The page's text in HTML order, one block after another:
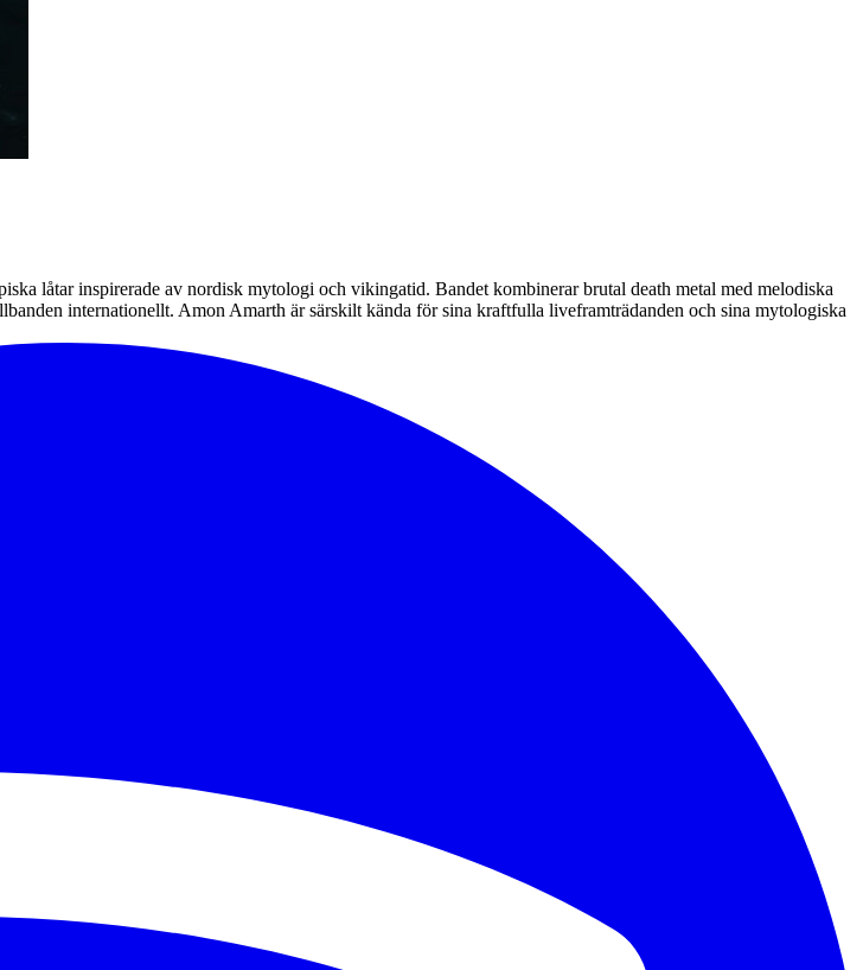
låtar inspirerade av nordisk mytologi och vikingatid. Bandet kombinerar brutal death metal med melodiska
internationellt. Amon Amarth är särskilt kända för sina kraftfulla liveframträdanden och sina mytologiska